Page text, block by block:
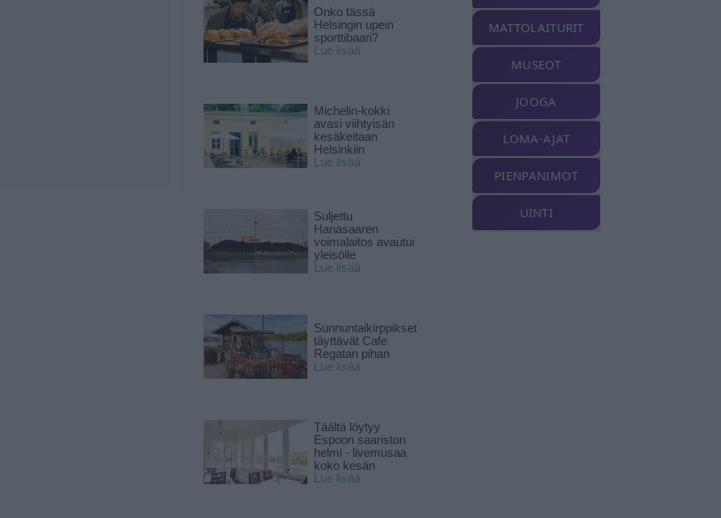
Onko tässä
Helsingin upein
sporttibaari?
Lue lisää
Michelin-kokki
avasi viihtyisän
kesäkeitaan
Helsinkiin
Lue lisää
Suljettu
Hanasaaren
voimalaitos avautui
yleisölle
Lue lisää
Sunnuntaikirppikset
täyttävät Cafe
Regatan pihan
Lue lisää
Täältä löytyy
Espoon saariston
helmi - livemusaa
koko kesän
Lue lisää
MATTOLAITURIT
MUSEOT
JOOGA
LOMA-AJAT
PIENPANIMOT
UINTI